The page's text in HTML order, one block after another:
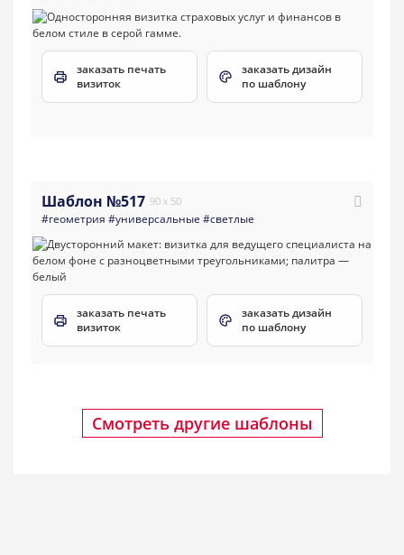
заказать печать
визиток
заказать дизайн
по шаблону
Шаблон №517 90 x 50
#геометрия #универсальные #светлые
заказать печать
визиток
заказать дизайн
по шаблону
Смотреть другие шаблоны